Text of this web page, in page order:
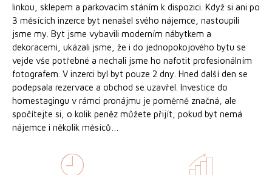
linkou, sklepem a parkovacím stáním k dispozici. Když si ani po
3 měsících inzerce byt nenašel svého nájemce, nastoupili
jsme my. Byt jsme vybavili moderním nábytkem a
dekoracemi, ukázali jsme, že i do jednopokojového bytu se
vejde vše potřebné a nechali jsme ho nafotit profesionálním
fotografem. V inzerci byl byt pouze 2 dny. Hned další den se
podepsala rezervace a obchod se uzavřel. Investice do
homestagingu v rámci pronájmu je poměrně značná, ale
spočítejte si, o kolik peněz můžete přijít, pokud byt nemá
nájemce i několik měsíců…